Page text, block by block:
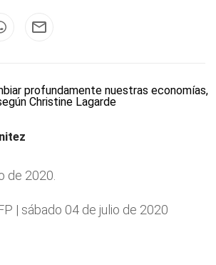
de 2020.
| sábado 04 de julio de 2020